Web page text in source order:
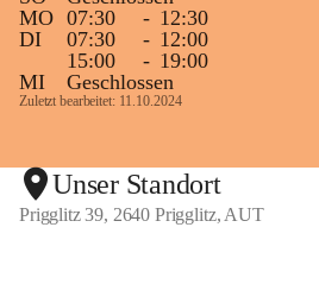
MO 07:30 - 12:30
DI
07:30 - 12:00
15:00
- 19:00
MI
Geschlossen
Zuletzt bearbeitet: 11.10.2024
Unser Standort
Prigglitz 39, 2640 Prigglitz, AUT